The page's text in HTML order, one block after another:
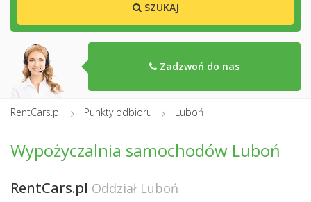
SZUKAJ
Zadzwoń do nas
RentCars.pl Punkty odbioru Luboń
Wypożyczalnia samochodów Luboń
RentCars.pl Oddział Luboń